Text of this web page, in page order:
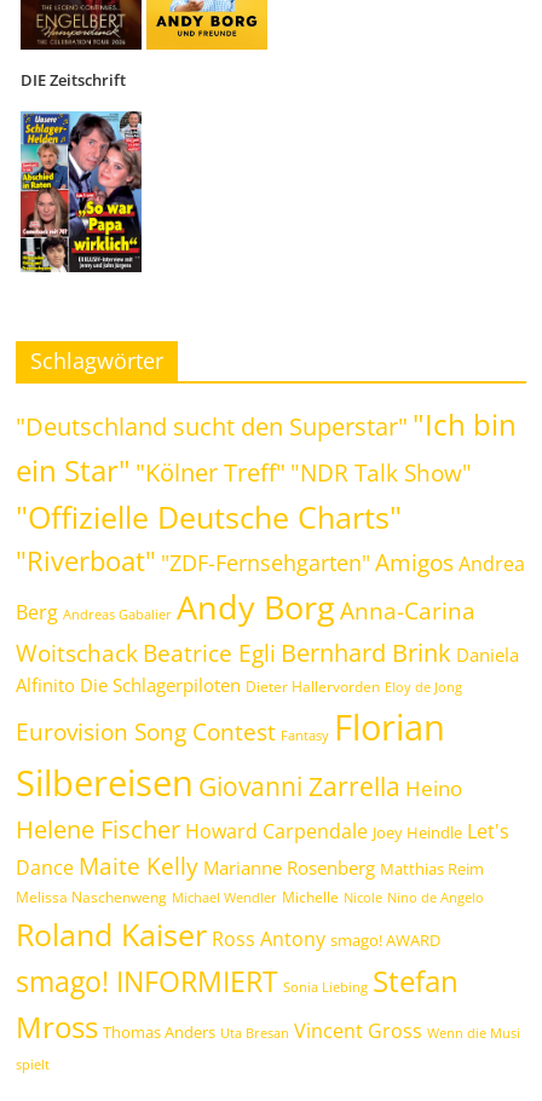
DIE Zeitschrift
Schlagwörter
"Deutschland sucht den Superstar" "Ich bin
ein Star" "Kölner Treff" "NDR Talk Show"
"Offizielle Deutsche Charts"
"Riverboat" "ZDF-Fernsehgarten" Amigos Andrea
Berg Andreas Gabalier Andy Borg Anna-Carina
WoitschackBeatrice Egli Bernhard Brink Daniela
Alfinito Die Schlagerpiloten Dieter Hallervorden Eloy de Jong
Eurovision Song Contest Fantasy Florian
Silbereisen Giovanni Zarrella Heino
Helene Fischer Howard Carpendale Joey Heindle Let's
Dance Maite Kelly Marianne Rosenberg Matthias Reim
Melissa Naschenweng Michael Wendler Michelle Nicole Nino de Angelo
Roland Kaiser Ross Antony smago! AWARD
smago! INFORMIERT Sonia Liebing Stefan
Mross Thomas Anders Uta Bresan Vincent Gross Wenn die Musi
spielt